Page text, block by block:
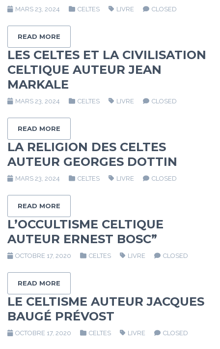
MARS 23, 2024 CELTES LIVRE CLOSED
READ MORE
LES CELTES ET LA CIVILISATION
CELTIQUE AUTEUR JEAN
MARKALE
MARS 23, 2024 CELTES LIVRE CLOSED
READ MORE
LA RELIGION DES CELTES
AUTEUR GEORGES DOTTIN
MARS 23, 2024 CELTES LIVRE CLOSED
READ MORE
L’OCCULTISME CELTIQUE
AUTEUR ERNEST BOSC”
OCTOBRE 17, 2020 CELTES LIVRE CLOSED
READ MORE
LE CELTISME AUTEUR JACQUES
BAUGÉ PRÉVOST
OCTOBRE 17, 2020 CELTES LIVRE CLOSED